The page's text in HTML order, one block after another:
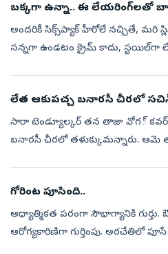
బక్కగా ఉన్నా.. ఈ లేయరింగ్‌లతో
అందరికీ సిక్స్‌ప్యాక్‌ హీరోలే నచ్చితే, మరి స్లిమ్‌బాబులను ఎవరు చూస్తారు?
సన్నగా ఉండటం క్రైమ్‌ కాదు, స్టయిల్‌గా
లేత ఆకుపచ్చ బనారసీ చీరలో సచిన్‌
సారా టెండ్యూల్కర్‌ తన తాజా వోగ​్‌ కవర్‌
బనారసీ చీరలో తళుక్కుమన్నారు.
గోరింట పూసింది..
ఆధ్యాత్మికత పరంగా సౌభాగ్యానికి
ఆరోగ్యకారిణిగా గుర్తింపు. అరచేతిలో